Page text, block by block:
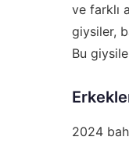
ve farklı
giysiler,
Bu
2024